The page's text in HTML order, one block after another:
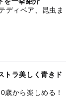
ディベア、昆虫ま
トラ美しく青きド
歳から楽しめる！